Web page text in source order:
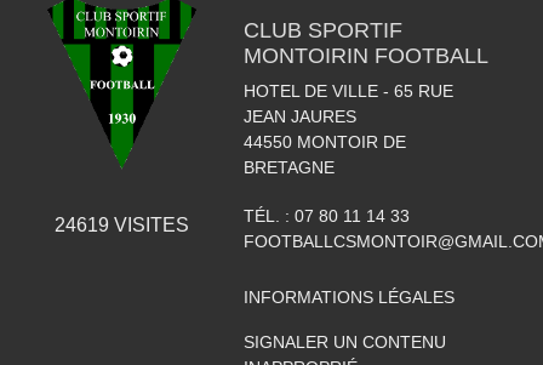
24619 VISITES
CLUB SPORTIF
MONTOIRIN FOOTBALL
HOTEL DE VILLE - 65 RUE
JEAN JAURES
44550 MONTOIR DE
BRETAGNE
TÉL. : 07 80 11 14 33
INFORMATIONS LÉGALES
SIGNALER UN CONTENU